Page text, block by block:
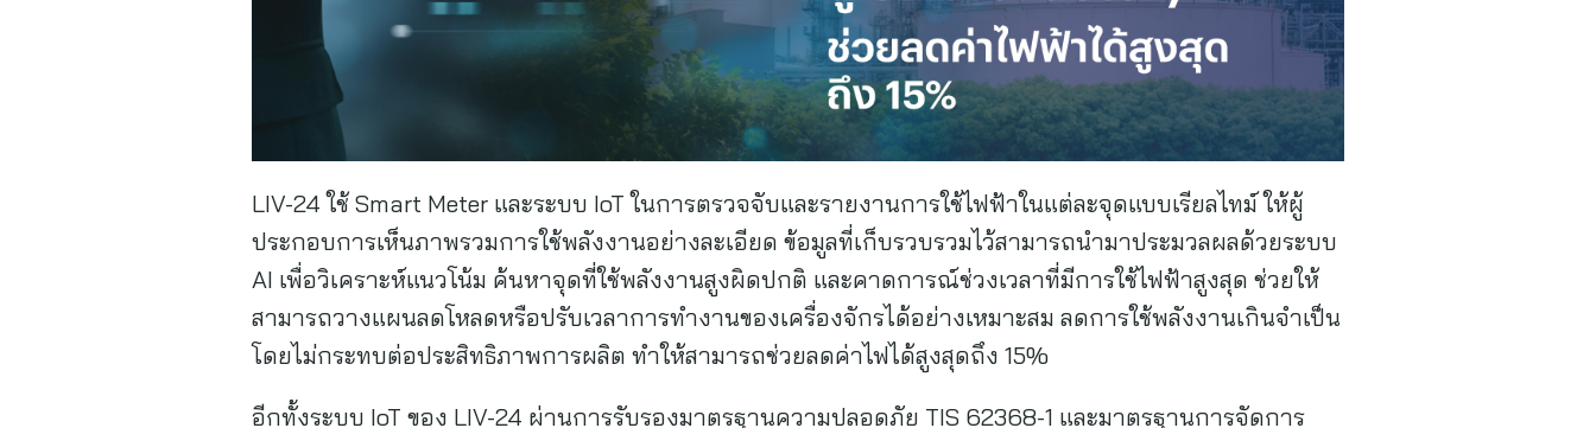
LIV-24 ใช้ Smart Meter และระบบ IoT ในการตรวจจับและรายงานการใช้ไฟฟ้าในแต่ละจุดแบบเรียลไทม์ ให้ผู้
ประกอบการเห็นภาพรวมการใช้พลังงานอย่างละเอียด ข้อมูลที่เก็บรวบรวมไว้สามารถนำมาประมวลผลด้วยระบบ
AI เพื่อวิเคราะห์แนวโน้ม ค้นหาจุดที่ใช้พลังงานสูงผิดปกติ และคาดการณ์ช่วงเวลาที่มีการใช้ไฟฟ้าสูงสุด ช่วยให้
สามารถวางแผนลดโหลดหรือปรับเวลาการทำงานของเครื่องจักรได้อย่างเหมาะสม ลดการใช้พลังงานเกินจำเป็น
โดยไม่กระทบต่อประสิทธิภาพการผลิต ทำให้สามารถช่วยลดค่าไฟได้สูงสุดถึง 15%
อีกทั้งระบบ IoT ของ LIV-24 ผ่านการรับรองมาตรฐานความปลอดภัย TIS 62368-1 และมาตรฐานการจัดการ